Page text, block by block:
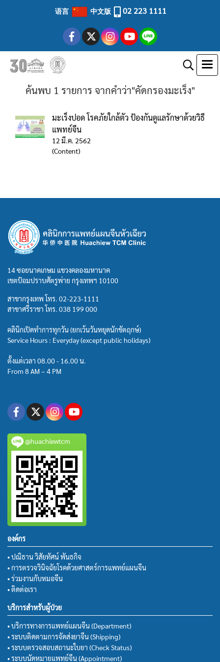
语言 中文版 02 223 1111
ค้นพบ 1 รายการ จากคำว่า"คัดกรองมะเร็ง"
มะเร็งปอด โรคภัยใกล้ตัว ป้องกันดูแลรักษาด้วยวิธี
แพทย์จีน
12 มี.ค. 2562
(Content)
14 ซอยนาคเกษม แขวงคลองมหานาค
เขตป้อมปราบศัตรูพ่าย กรุงเทพฯ 10100
สาขากรุงเทพ โทร. 02-223-1111
สาขาศรีราชา โทร. 038 199 000
คลินิกเปิดทำการทุกวัน (ยกเว้นวันหยุดนักขัตฤกษ์)
Service Hours : Everyday (except public holidays)
ตั้งแต่เวลา 08.00 - 16.00 น.
From 8 AM – 4 PM
@huachiewtcm
องค์กร
• ปณิธาน วิสัยทัศน์ พันธกิจ
• การตรวจวินิจฉัยโรคด้วยศาสตร์การแพทย์แผนจีน
• ร่วมงานกับหมอจีน
• ติดต่อเรา
บริการสำหรับผู้ป่วย
• บริการทางการแพทย์แผนจีน (Department)
• ระบบติดตามการจัดส่งยาจีน (Shipping)
• ระบบตรวจสอบสถานะใบยา (Check Status)
• ระบบนัดหมายแพทย์จีน (Appointment)